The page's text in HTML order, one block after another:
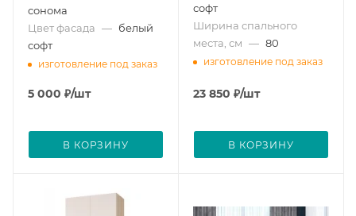
сонома
Цвет фасада — белый
софт
изготовление под заказ
5 000 ₽/шт
В КОРЗИНУ
софт
Ширина спального
места, см — 80
изготовление под заказ
23 850 ₽/шт
В КОРЗИНУ